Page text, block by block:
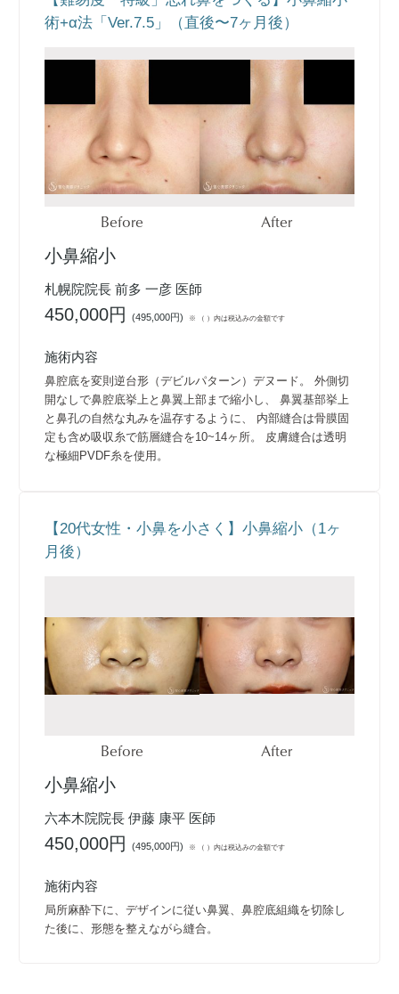
術+α法「Ver.7.5」（直後〜7ヶ月後）
Before After
小鼻縮小
札幌院院長 前多 一彦 医師
450,000円(495,000円) ※ （ ）内は税込みの金額です
施術内容
鼻腔底を変則逆台形（デビルパターン）デヌード。 外側切
開なしで鼻腔底挙上と鼻翼上部まで縮小し、 鼻翼基部挙上
と鼻孔の自然な丸みを温存するように、 内部縫合は骨膜固
定も含め吸収糸で筋層縫合を10~14ヶ所。 皮膚縫合は透明
な極細PVDF糸を使用。
【20代女性・小鼻を小さく】小鼻縮小（1ヶ
月後）
Before After
小鼻縮小
六本木院院長 伊藤 康平 医師
450,000円(495,000円) ※ （ ）内は税込みの金額です
施術内容
局所麻酔下に、デザインに従い鼻翼、鼻腔底組織を切除し
た後に、形態を整えながら縫合。